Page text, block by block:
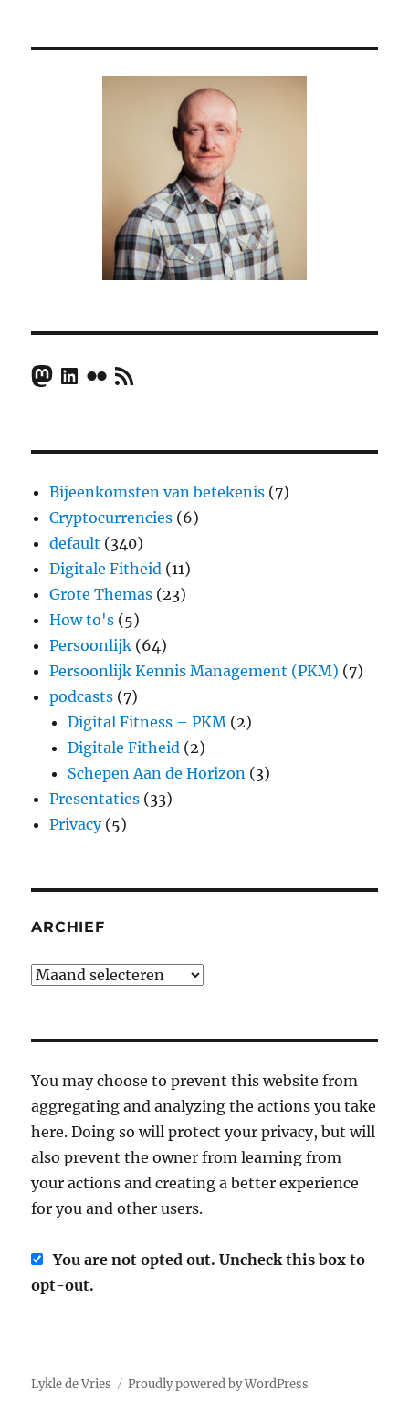
Mastodon
LinkedIn
FlickrRSS Feed
Bijeenkomsten van betekenis (7)
Cryptocurrencies (6)
default (340)
Digitale Fitheid (11)
Grote Themas (23)
How to's (5)
Persoonlijk (64)
Persoonlijk Kennis Management (PKM) (7)
podcasts (7)
Digital Fitness – PKM (2)
Digitale Fitheid (2)
Schepen Aan de Horizon (3)
Presentaties (33)
Privacy(5)
ARCHIEF
Archief
You may choose to prevent this website from
aggregating and analyzing the actions you take
here. Doing so will protect your privacy, but will
also prevent the owner from learning from
your actions and creating a better experience
for you and other users.
You are not opted out. Uncheck this box to
opt-out.
Lykle de Vries Proudly powered by WordPress